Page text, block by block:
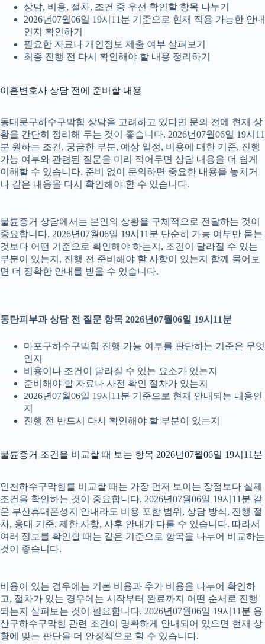
상담, 비용, 절차, 조건 중 우선 확인할 항목 나누기
2026년07월06일 19시11분 기준으로 현재 적용 가능한 안내
인지 확인하기
필요한 자료나 개인정보 제출 여부 살펴보기
최종 진행 전 다시 확인해야 할 내용 정리하기
이혼변호사 상담 전에 준비할 내용
동대문구하수구막힘 상담을 고려하고 있다면 문의 전에 현재 상
황을 간단히 정리해 두는 것이 좋습니다. 2026년07월06일 19시11
분 원하는 조건, 궁금한 부분, 예상 일정, 비용에 대한 기준, 진행
가능 여부와 관련된 질문을 미리 적어두면 상담 내용을 더 쉽게
이해할 수 있습니다. 준비 없이 문의하면 중요한 내용을 놓치거
나 같은 내용을 다시 확인해야 할 수 있습니다.
불륜증거 상담에서는 본인의 상황을 구체적으로 전달하는 것이
중요합니다. 2026년07월06일 19시11분 단순히 가능 여부만 묻는
것보다 어떤 기준으로 확인해야 하는지, 조건이 달라질 수 있는
부분이 있는지, 진행 전 준비해야 할 사항이 있는지 함께 물어보
면 더 정확한 안내를 받을 수 있습니다.
동탄피부과 상담 전 질문 항목 2026년07월06일 19시11분
마포구하수구막힘 진행 가능 여부를 판단하는 기준은 무엇
인지
비용이나 조건이 달라질 수 있는 요소가 있는지
준비해야 할 자료나 사전 확인 절차가 있는지
2026년07월06일 19시11분 기준으로 현재 안내되는 내용인
지
진행 전 반드시 다시 확인해야 할 부분이 있는지
불륜증거 조건을 비교할 때 보는 항목 2026년07월06일 19시11분
인천하수구막힘를 비교할 때는 가장 먼저 보이는 장점보다 실제
조건을 확인하는 것이 중요합니다. 2026년07월06일 19시11분 같
은 부산휴대폰성지 안내라도 비용 포함 범위, 상담 방식, 진행 절
차, 응대 기준, 제한 사항, 사후 안내가 다를 수 있습니다. 따라서
여러 정보를 확인할 때는 같은 기준으로 항목을 나누어 비교하는
것이 좋습니다.
비용이 있는 경우에는 기본 비용과 추가 비용을 나누어 확인하
고, 절차가 있는 경우에는 시작부터 완료까지 어떤 순서로 진행
되는지 살펴보는 것이 필요합니다. 2026년07월06일 19시11분 용
산구하수구막힘 관련 조건이 명확하게 안내되어 있으면 현재 상
황에 맞는 판단을 더 안정적으로 할 수 있습니다.